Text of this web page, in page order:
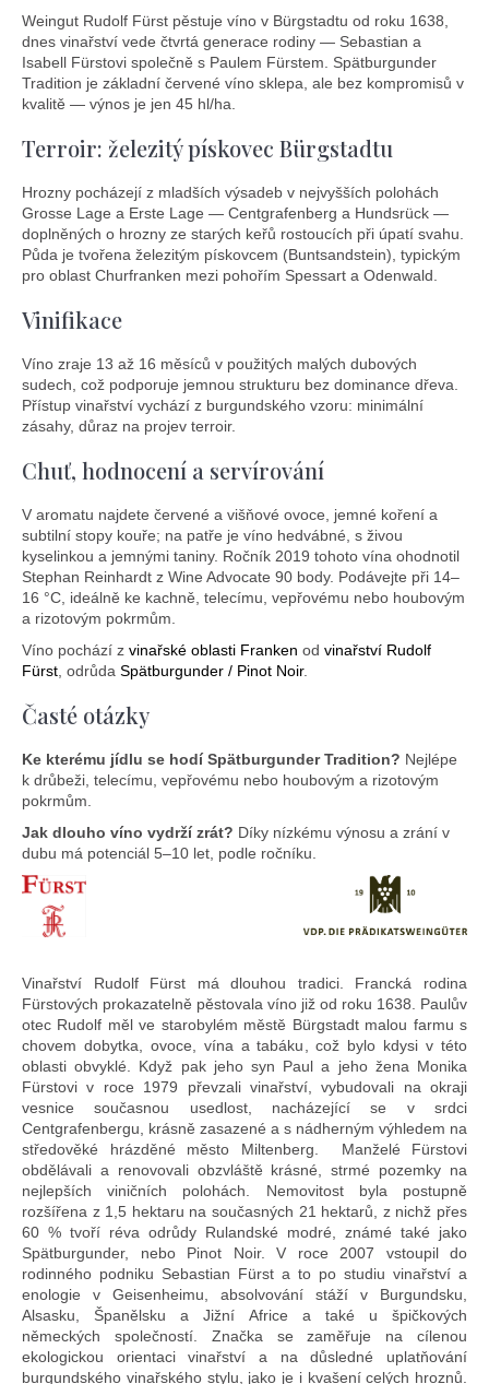
Weingut Rudolf Fürst pěstuje víno v Bürgstadtu od roku 1638,
dnes vinařství vede čtvrtá generace rodiny — Sebastian a
Isabell Fürstovi společně s Paulem Fürstem. Spätburgunder
Tradition je základní červené víno sklepa, ale bez kompromisů v
kvalitě — výnos je jen 45 hl/ha.
Terroir: železitý pískovec Bürgstadtu
Hrozny pocházejí z mladších výsadeb v nejvyšších polohách
Grosse Lage a Erste Lage — Centgrafenberg a Hundsrück —
doplněných o hrozny ze starých keřů rostoucích při úpatí svahu.
Půda je tvořena železitým pískovcem (Buntsandstein), typickým
pro oblast Churfranken mezi pohořím Spessart a Odenwald.
Vinifikace
Víno zraje 13 až 16 měsíců v použitých malých dubových
sudech, což podporuje jemnou strukturu bez dominance dřeva.
Přístup vinařství vychází z burgundského vzoru: minimální
zásahy, důraz na projev terroir.
Chuť, hodnocení a servírování
V aromatu najdete červené a višňové ovoce, jemné koření a
subtilní stopy kouře; na patře je víno hedvábné, s živou
kyselinkou a jemnými taniny. Ročník 2019 tohoto vína ohodnotil
Stephan Reinhardt z Wine Advocate 90 body. Podávejte při 14–
16 °C, ideálně ke kachně, telecímu, vepřovému nebo houbovým
a rizotovým pokrmům.
Víno pochází z vinařské oblasti Franken od vinařství Rudolf
Fürst, odrůda Spätburgunder / Pinot Noir.
Časté otázky
Ke kterému jídlu se hodí Spätburgunder Tradition? Nejlépe
k drůbeži, telecímu, vepřovému nebo houbovým a rizotovým
pokrmům.
Jak dlouho víno vydrží zrát? Díky nízkému výnosu a zrání v
dubu má potenciál 5–10 let, podle ročníku.
Vinařství Rudolf Fürst má dlouhou tradici. Francká rodina
Fürstových prokazatelně pěstovala víno již od roku 1638. Paulův
otec Rudolf měl ve starobylém městě Bürgstadt malou farmu s
chovem dobytka, ovoce, vína a tabáku, což bylo kdysi v této
oblasti obvyklé. Když pak jeho syn Paul a jeho žena Monika
Fürstovi v roce 1979 převzali vinařství, vybudovali na okraji
vesnice současnou usedlost, nacházející se v srdci
Centgrafenbergu, krásně zasazené a s nádherným výhledem na
středověké hrázděné město Miltenberg.
Manželé Fürstovi
obdělávali a renovovali obzvláště krásné, strmé pozemky na
nejlepších viničních polohách. Nemovitost byla postupně
rozšířena z 1,5 hektaru na současných 21 hektarů, z nichž přes
60 % tvoří réva odrůdy Rulandské modré, známé také jako
Spätburgunder, nebo Pinot Noir. V roce 2007 vstoupil do
rodinného podniku Sebastian Fürst a to po studiu vinařství a
enologie v Geisenheimu, absolvování stáží v Burgundsku,
Alsasku, Španělsku a Jižní Africe a také u špičkových
německých společností. Značka se zaměřuje na cílenou
ekologickou orientaci vinařství a na důsledné uplatňování
burgundského vinařského stylu, jako je i kvašení celých hroznů.